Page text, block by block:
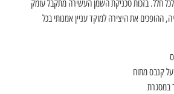
חלל. בזכות טכניקת השמן העשירה מתקבל עומק
ההופכים את היצירה למוקד עניין אמנותי בכל
קנבס מתוח
במסגרת